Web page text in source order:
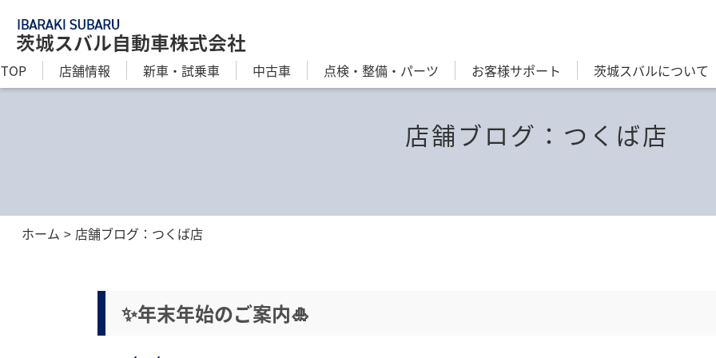
TOP 店舗情報 新⾞・試乗車 中古車 点検・整備・パーツ お客様サポート 茨城スバルについて
店舗ブログ：つくば店
ホーム 店舗ブログ：つくば店
✨年末年始のご案内🎍